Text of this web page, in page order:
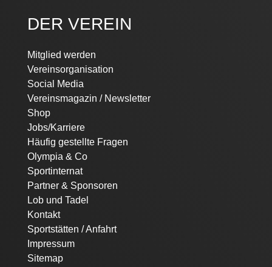
DER VEREIN
Navigation
überspringen
Mitglied werden
Vereinsorganisation
Social Media
Vereinsmagazin / Newsletter
Shop
Jobs/Karriere
Häufig gestellte Fragen
Olympia & Co
Sportinternat
Partner & Sponsoren
Lob und Tadel
Kontakt
Sportstätten / Anfahrt
Impressum
Sitemap